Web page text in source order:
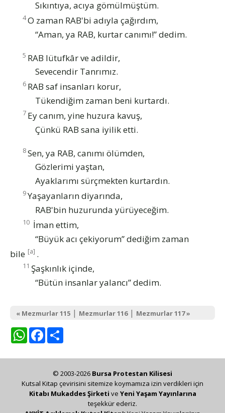
Sıkıntıya, acıya gömülmüştüm.
4O zaman RAB'bi adıyla çağırdım,
“Aman, ya RAB, kurtar canımı!” dedim.
5 RAB lütufkâr ve adildir,
Sevecendir Tanrımız.
6 RAB saf insanları korur,
Tükendiğim zaman beni kurtardı.
7 Ey canım, yine huzura kavuş,
Çünkü RAB sana iyilik etti.
8Sen, ya RAB, canımı ölümden,
Gözlerimi yaştan,
Ayaklarımı sürçmekten kurtardın.
9Yaşayanların diyarında,
RAB'bin huzurunda yürüyeceğim.
10 İman ettim,
“Büyük acı çekiyorum” dediğim zaman
bile [a] .
11 Şaşkınlık içinde,
“Bütün insanlar yalancı” dedim.
« Mezmurlar 115 | Mezmurlar 116| Mezmurlar 117 »
WhatsAppFacebook
© 2003-2026 Bursa Protestan Kilisesi
Kutsal Kitap çevirisini sitemize koymamıza izin verdikleri için
Kitabı Mukaddes Şirketi ve Yeni Yaşam Yayınlarına
teşekkür ederiz.